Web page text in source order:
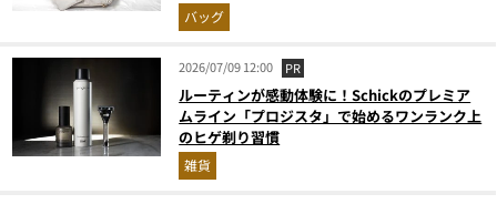
バッグ
2026/07/09 12:00 PR
ルーティンが感動体験に！Schickのプレミア
ムライン「プロジスタ」で始めるワンランク上
のヒゲ剃り習慣
雑貨